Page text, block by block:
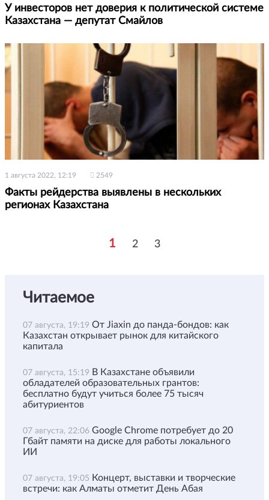
У инвесторов нет доверия к политической системе
Казахстана — депутат Смайлов
1 августа 2022, 12:19 2549
Факты рейдерства выявлены в нескольких
регионах Казахстана
1 2 3
Читаемое
07 августа, 19:19 От Jiaxin до панда-бондов: как
Казахстан открывает рынок для китайского
капитала
07 августа, 15:19 В Казахстане объявили
обладателей образовательных грантов:
бесплатно будут учиться более 75 тысяч
абитуриентов
07 августа, 22:06 Google Chrome потребует до 20
Гбайт памяти на диске для работы локального
ИИ
07 августа, 19:05 Концерт, выставки и творческие
встречи: как Алматы отметит День Абая